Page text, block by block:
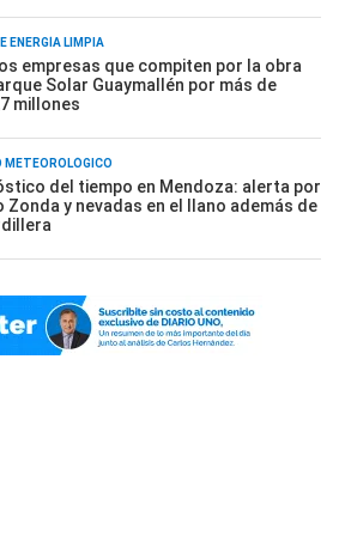
ENERGÍA LIMPIA
empresas que compiten por la obra
Solar Guaymallén por más de
millones
METEOROLÓGICO
del tiempo en Mendoza: alerta por
Zonda y nevadas en el llano además de